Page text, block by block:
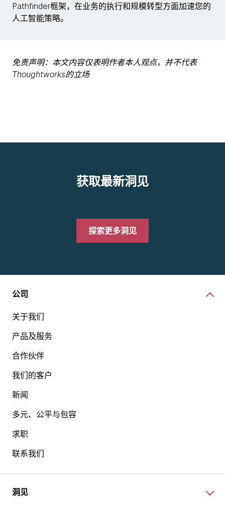
Pathfinder框架，在业务的执行和规模转型方面加速您的
人工智能策略。
免责声明：本文内容仅表明作者本人观点，并不代表
Thoughtworks的立场
获取最新洞见
探索更多洞见
公司
关于我们
产品及服务
合作伙伴
我们的客户
新闻
多元、公平与包容
求职
联系我们
洞见